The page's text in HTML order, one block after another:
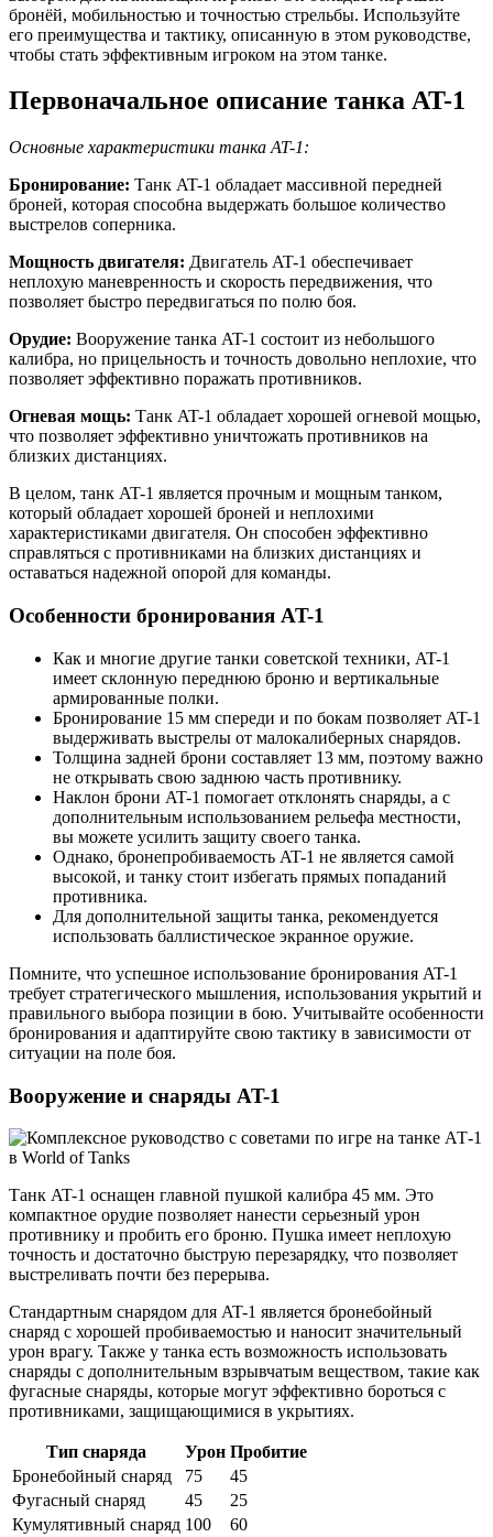
бронёй, мобильностью и точностью стрельбы. Используйте
его преимущества и тактику, описанную в этом руководстве,
чтобы стать эффективным игроком на этом танке.
Первоначальное описание танка AT-1
Основные характеристики танка AT-1:
Бронирование: Танк AT-1 обладает массивной передней
броней, которая способна выдержать большое количество
выстрелов соперника.
Мощность двигателя: Двигатель AT-1 обеспечивает
неплохую маневренность и скорость передвижения, что
позволяет быстро передвигаться по полю боя.
Орудие: Вооружение танка AT-1 состоит из небольшого
калибра, но прицельность и точность довольно неплохие, что
позволяет эффективно поражать противников.
Огневая мощь: Танк AT-1 обладает хорошей огневой мощью,
что позволяет эффективно уничтожать противников на
близких дистанциях.
В целом, танк AT-1 является прочным и мощным танком,
который обладает хорошей броней и неплохими
характеристиками двигателя. Он способен эффективно
справляться с противниками на близких дистанциях и
оставаться надежной опорой для команды.
Особенности бронирования AT-1
Как и многие другие танки советской техники, AT-1
имеет склонную переднюю броню и вертикальные
армированные полки.
Бронирование 15 мм спереди и по бокам позволяет AT-1
выдерживать выстрелы от малокалиберных снарядов.
Толщина задней брони составляет 13 мм, поэтому важно
не открывать свою заднюю часть противнику.
Наклон брони AT-1 помогает отклонять снаряды, а с
дополнительным использованием рельефа местности,
вы можете усилить защиту своего танка.
Однако, бронепробиваемость AT-1 не является самой
высокой, и танку стоит избегать прямых попаданий
противника.
Для дополнительной защиты танка, рекомендуется
использовать баллистическое экранное оружие.
Помните, что успешное использование бронирования AT-1
требует стратегического мышления, использования укрытий и
правильного выбора позиции в бою. Учитывайте особенности
бронирования и адаптируйте свою тактику в зависимости от
ситуации на поле боя.
Вооружение и снаряды AT-1
Танк AT-1 оснащен главной пушкой калибра 45 мм. Это
компактное орудие позволяет нанести серьезный урон
противнику и пробить его броню. Пушка имеет неплохую
точность и достаточно быструю перезарядку, что позволяет
выстреливать почти без перерыва.
Стандартным снарядом для AT-1 является бронебойный
снаряд с хорошей пробиваемостью и наносит значительный
урон врагу. Также у танка есть возможность использовать
снаряды с дополнительным взрывчатым веществом, такие как
фугасные снаряды, которые могут эффективно бороться с
противниками, защищающимися в укрытиях.
Тип снаряда Урон Пробитие
Бронебойный снаряд
75
45
Фугасный снаряд
45
25
Кумулятивный снаряд 100 60